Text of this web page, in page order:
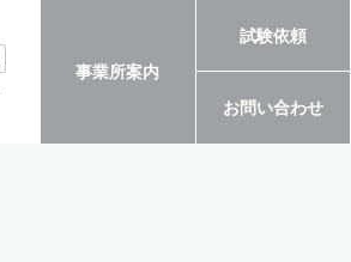
事業所案内
試験依頼
お問い合わせ